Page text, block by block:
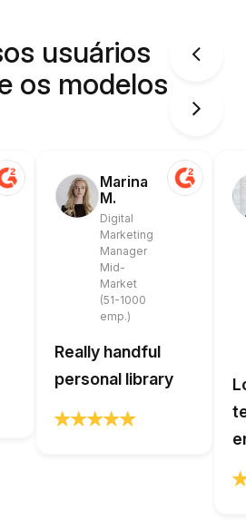
usuários
os modelos
Marina
M.
Digital
Marketing
Manager
Mid-
Market
(51-1000
emp.)
Really handful
personal library